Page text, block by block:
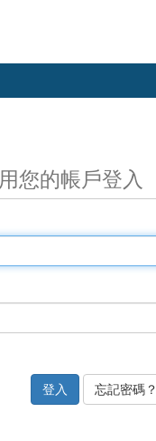
您的帳戶登入
忘記密碼？